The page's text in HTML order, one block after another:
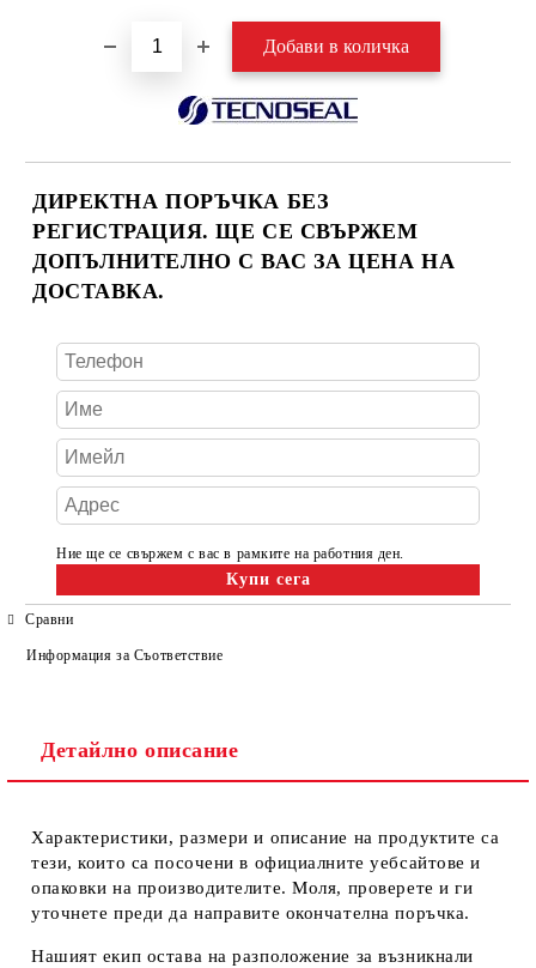
ДИРЕКТНА ПОРЪЧКА БЕЗ
РЕГИСТРАЦИЯ. ЩЕ СЕ СВЪРЖЕМ
ДОПЪЛНИТЕЛНО С ВАС ЗА ЦЕНА НА
ДОСТАВКА.
Ние ще се свържем с вас в рамките на работния ден.
Сравни
Информация за Съответствие
Детайлно описание
Характеристики, размери и описание на продуктите са
тези, които са посочени в официалните уебсайтове и
опаковки на производителите. Моля, проверете и ги
уточнете преди да направите окончателна поръчка.
Нашият екип остава на разположение за възникнали